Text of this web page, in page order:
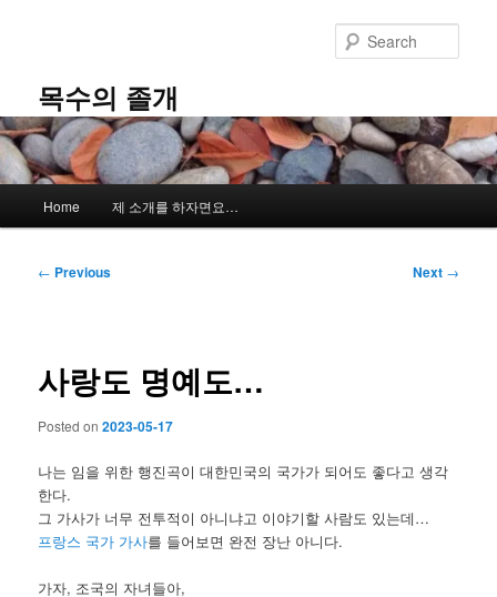
content목수의 졸개
Home 제 소개를 하자면요…
Post
← Previous Next →
사랑도 명예도…
Posted on2023-05-17
나는 임을 위한 행진곡이 대한민국의 국가가 되어도 좋다고 생각
한다.
그 가사가 너무 전투적이 아니냐고 이야기할 사람도 있는데…
프랑스 국가 가사를 들어보면 완전 장난 아니다.
가자, 조국의 자녀들아,